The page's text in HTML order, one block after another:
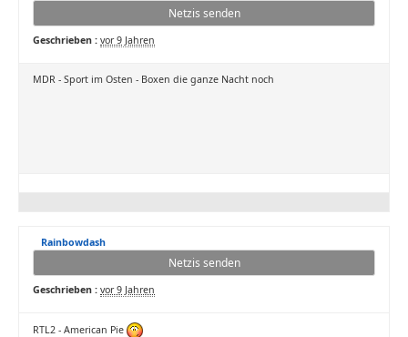
Netzis senden
Geschrieben : vor 9 Jahren
MDR - Sport im Osten - Boxen die ganze Nacht noch
Rainbowdash
Netzis senden
Geschrieben : vor 9 Jahren
RTL2 - American Pie